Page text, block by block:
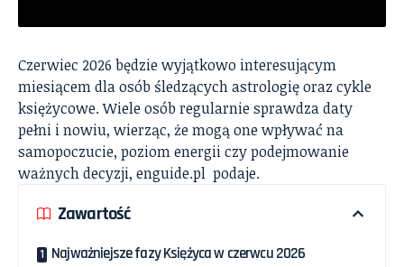
Czerwiec 2026 będzie wyjątkowo interesującym
miesiącem dla osób śledzących astrologię oraz cykle
księżycowe. Wiele osób regularnie sprawdza daty
pełni i nowiu, wierząc, że mogą one wpływać na
samopoczucie, poziom energii czy podejmowanie
ważnych decyzji, enguide.pl podaje.
Zawartość
Najważniejsze fazy Księżyca w czerwcu 2026